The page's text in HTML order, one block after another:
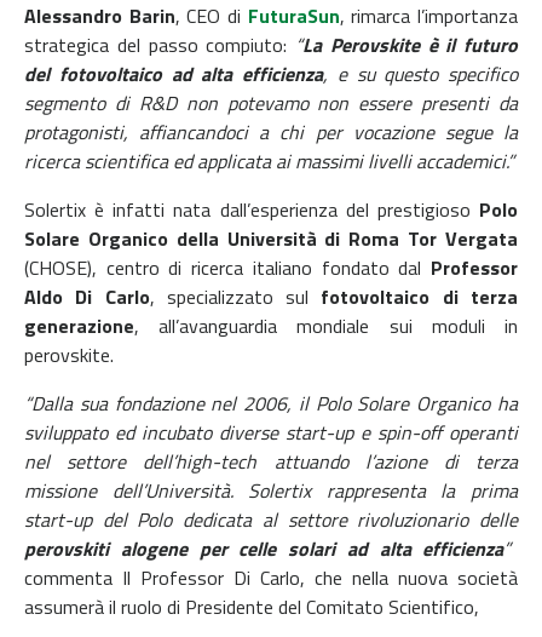
Alessandro Barin, CEO di FuturaSun, rimarca l’importanza
strategica del passo compiuto: “La Perovskite è il futuro
del fotovoltaico ad alta efficienza, e su questo specifico
segmento di R&D non potevamo non essere presenti da
protagonisti, affiancandoci a chi per vocazione segue la
ricerca scientifica ed applicata ai massimi livelli accademici.”
Solertix è infatti nata dall’esperienza del prestigioso Polo
Solare Organico della Università di Roma Tor Vergata
(CHOSE), centro di ricerca italiano fondato dal Professor
Aldo Di Carlo, specializzato sul fotovoltaico di terza
generazione, all’avanguardia mondiale sui moduli in
perovskite.
“Dalla sua fondazione nel 2006, il Polo Solare Organico ha
sviluppato ed incubato diverse start-up e spin-off operanti
nel settore dell’high-tech attuando l’azione di terza
missione dell’Università. Solertix rappresenta la prima
start-up del Polo dedicata al settore rivoluzionario delle
perovskiti alogene per celle solari ad alta efficienza”
commenta Il Professor Di Carlo, che nella nuova società
assumerà il ruolo di Presidente del Comitato Scientifico,